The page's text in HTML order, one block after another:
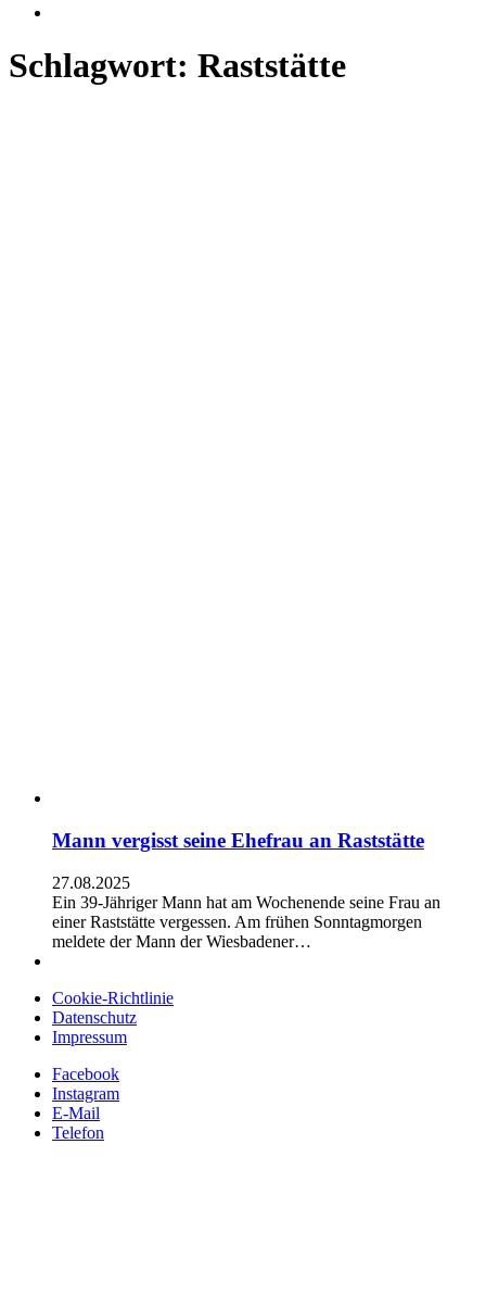
Schlagwort: Raststätte
Mann vergisst seine Ehefrau an Raststätte
27.08.2025
Ein 39-Jähriger Mann hat am Wochenende seine Frau an
einer Raststätte vergessen. Am frühen Sonntagmorgen
meldete der Mann der Wiesbadener…
Cookie-Richtlinie
Datenschutz
Impressum
Facebook
Instagram
E-Mail
Telefon